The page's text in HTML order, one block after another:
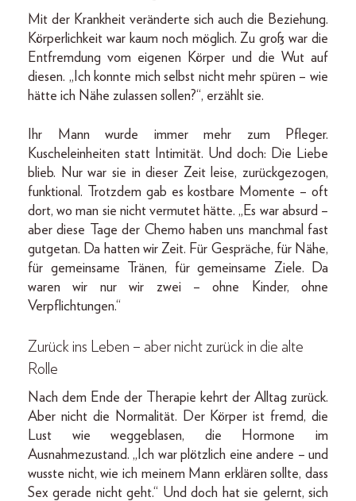
Mit der Krankheit veränderte sich auch die Beziehung.
Körperlichkeit war kaum noch möglich. Zu groß war die
Entfremdung vom eigenen Körper und die Wut auf
diesen. „Ich konnte mich selbst nicht mehr spüren – wie
hätte ich Nähe zulassen sollen?“, erzählt sie.
Ihr Mann wurde immer mehr zum Pfleger.
Kuscheleinheiten statt Intimität. Und doch: Die Liebe
blieb. Nur war sie in dieser Zeit leise, zurückgezogen,
funktional. Trotzdem gab es kostbare Momente – oft
dort, wo man sie nicht vermutet hätte. „Es war absurd –
aber diese Tage der Chemo haben uns manchmal fast
gutgetan. Da hatten wir Zeit. Für Gespräche, für Nähe,
für gemeinsame Tränen, für gemeinsame Ziele. Da
waren wir nur wir zwei – ohne Kinder, ohne
Verpflichtungen.“
Zurück ins Leben – aber nicht zurück in die alte
Rolle
Nach dem Ende der Therapie kehrt der Alltag zurück.
Aber nicht die Normalität. Der Körper ist fremd, die
Lust wie weggeblasen, die Hormone im
Ausnahmezustand. „Ich war plötzlich eine andere – und
wusste nicht, wie ich meinem Mann erklären sollte, dass
Sex gerade nicht geht.“ Und doch hat sie gelernt, sich